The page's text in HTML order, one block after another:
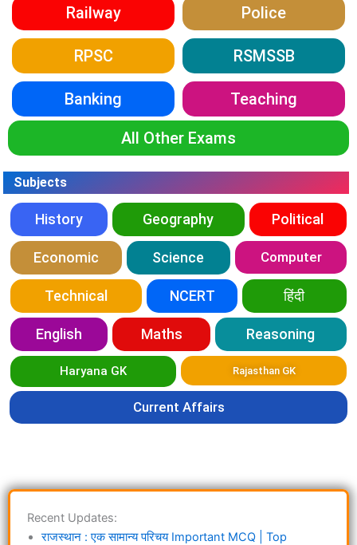
Railway Police
RPSC RSMSSB
Banking Teaching
All Other Exams
Subjects
History Geography Political
Economic Science Computer
Technical NCERT हिंदी
English Maths Reasoning
Haryana GK Rajasthan GK
Current Affairs
Recent Updates:
राजस्थान : एक सामान्य परिचय Important MCQ | Top